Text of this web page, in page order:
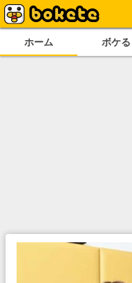
ホーム ボケる